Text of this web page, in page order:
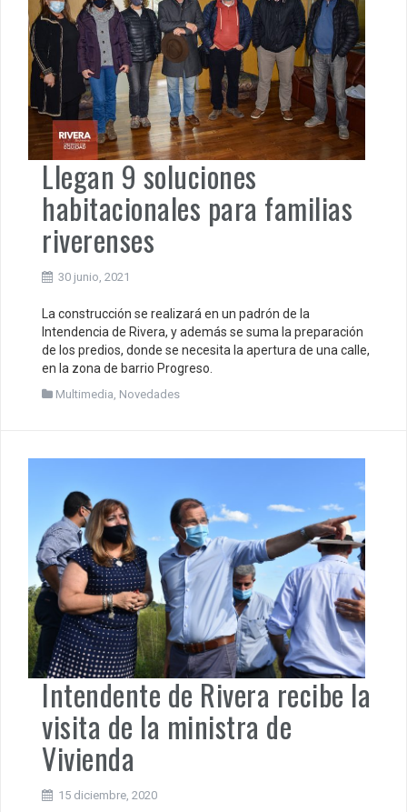
Llegan 9 soluciones
habitacionales para familias
riverenses
30 junio, 2021
La construcción se realizará en un padrón de la
Intendencia de Rivera, y además se suma la preparación
de los predios, donde se necesita la apertura de una calle,
en la zona de barrio Progreso.
Multimedia Novedades
Intendente de Rivera recibe la
visita de la ministra de
Vivienda
15 diciembre, 2020